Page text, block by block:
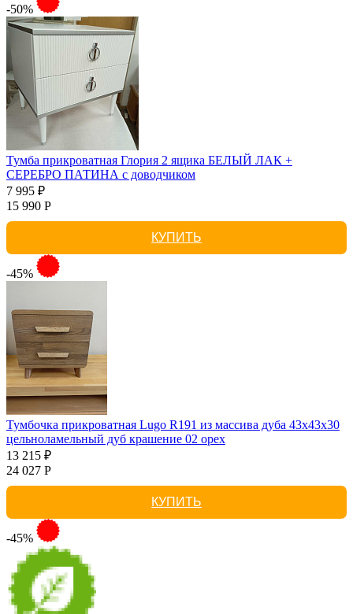
-50%
Тумба прикроватная Глория 2 ящика БЕЛЫЙ ЛАК +
СЕРЕБРО ПАТИНА с доводчиком
7 995 ₽
15 990 Р
КУПИТЬ
-45%
Тумбочка прикроватная Lugo R191 из массива дуба 43х43х30
цельноламельный дуб крашение 02 орех
13 215 ₽
24 027 Р
КУПИТЬ
-45%